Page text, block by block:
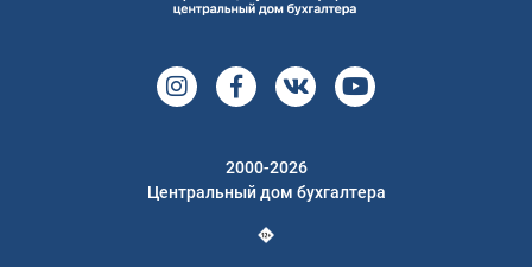
2000-2026
Центральный дом бухгалтера